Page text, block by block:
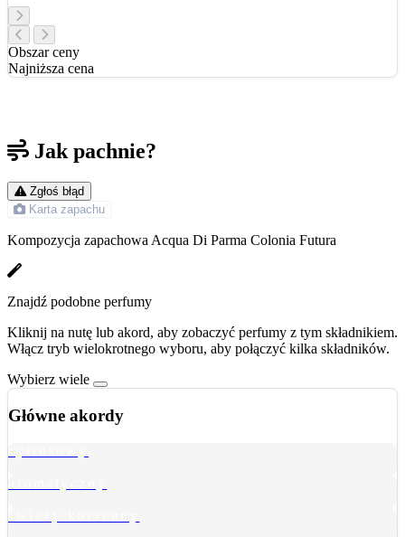
Obszar ceny
Najniższa cena
Jak pachnie?
Zgłoś błąd
Karta zapachu
Kompozycja zapachowa Acqua Di Parma Colonia Futura
Znajdź podobne perfumy
Kliknij na nutę lub akord, aby zobaczyć perfumy z tym składnikiem.
Włącz tryb wielokrotnego wyboru, aby połączyć kilka składników.
Wybierz wiele
Główne akordy